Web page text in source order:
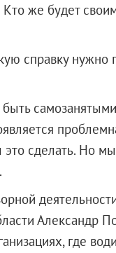
же будет
справку
сделать. Но
Александр
где